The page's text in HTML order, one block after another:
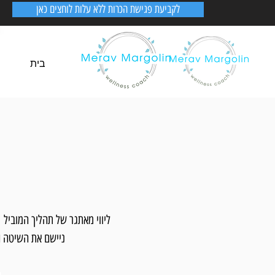
לקביעת פגישת הכרות ללא עלות לוחצים כאן
בית
ליווי מאתגר של תהליך
ניישם את השיטה